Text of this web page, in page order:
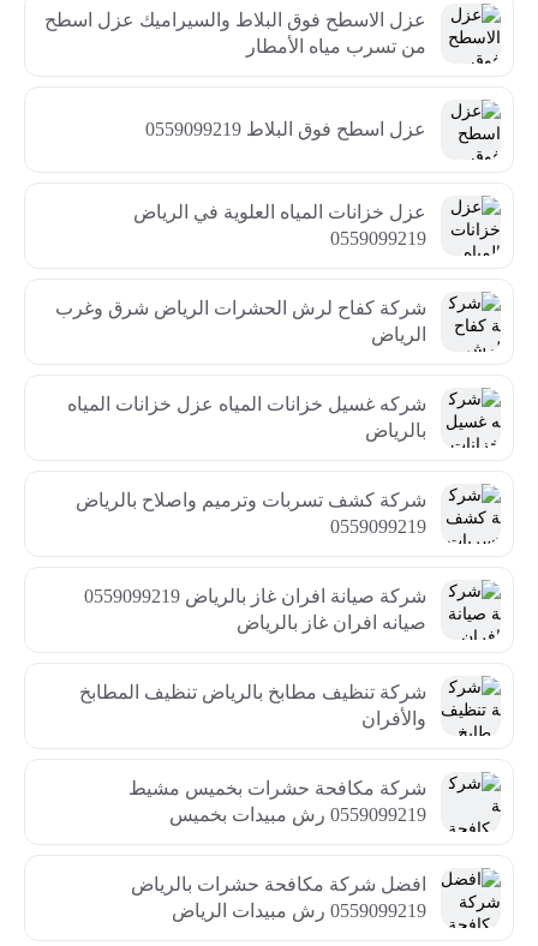
عزل الاسطح فوق البلاط والسيراميك عزل اسطح
من تسرب مياه الأمطار
عزل اسطح فوق البلاط 0559099219
عزل خزانات المياه العلوية في الرياض
0559099219
شركة كفاح لرش الحشرات الرياض شرق وغرب
الرياض
شركه غسيل خزانات المياه عزل خزانات المياه
بالرياض
شركة كشف تسربات وترميم واصلاح بالرياض
0559099219
شركة صيانة افران غاز بالرياض 0559099219
صيانه افران غاز بالرياض
شركة تنظيف مطابخ بالرياض تنظيف المطابخ
والأفران
شركة مكافحة حشرات بخميس مشيط
0559099219 رش مبيدات بخميس
افضل شركة مكافحة حشرات بالرياض
0559099219 رش مبيدات الرياض